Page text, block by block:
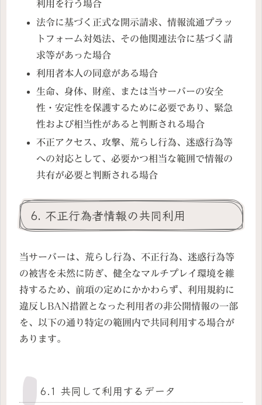
利用を行う場合
法令に基づく正式な開示請求、情報流通プラッ
トフォーム対処法、その他関連法令に基づく請
求等があった場合
利用者本人の同意がある場合
生命、身体、財産、または当サーバーの安全
性・安定性を保護するために必要であり、緊急
性および相当性があると判断される場合
不正アクセス、攻撃、荒らし行為、迷惑行為等
への対応として、必要かつ相当な範囲で情報の
共有が必要と判断される場合
6. 不正行為者情報の共同利用
当サーバーは、荒らし行為、不正行為、迷惑行為等
の被害を未然に防ぎ、健全なマルチプレイ環境を維
持するため、前項の定めにかかわらず、利用規約に
違反しBAN措置となった利用者の非公開情報の一部
を、以下の通り特定の範囲内で共同利用する場合が
あります。
6.1 共同して利用するデータ